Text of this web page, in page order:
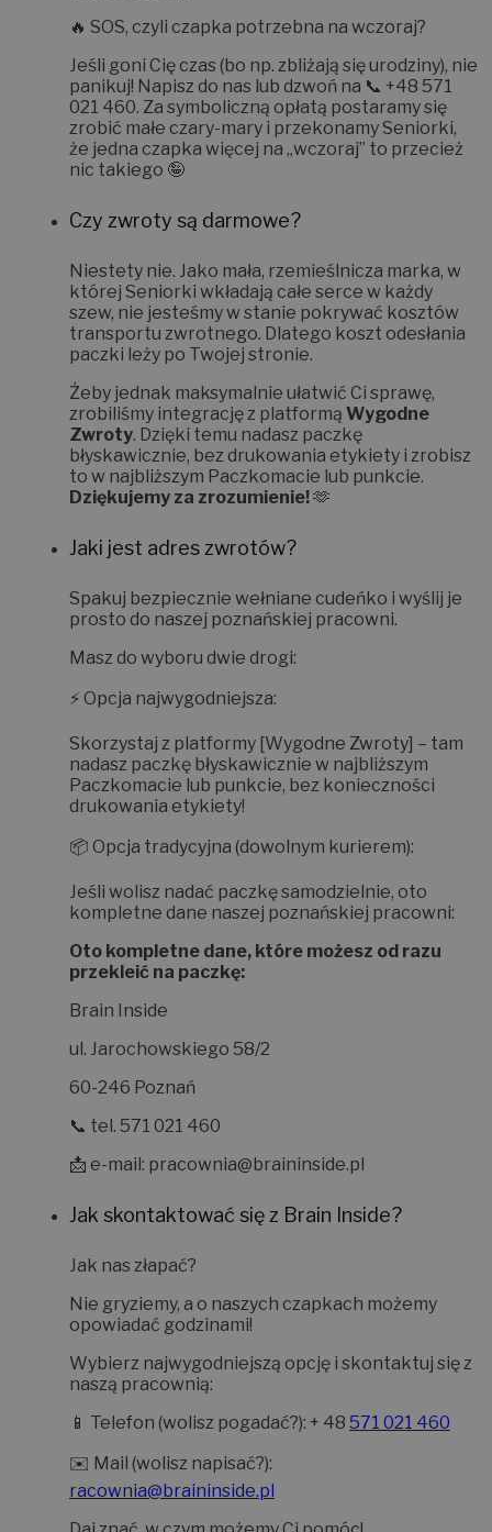
🔥 SOS, czyli czapka potrzebna na wczoraj?
Jeśli goni Cię czas (bo np. zbliżają się urodziny), nie
panikuj! Napisz do nas lub dzwoń na 📞 +48 571
021 460. Za symboliczną opłatą postaramy się
zrobić małe czary-mary i przekonamy Seniorki,
że jedna czapka więcej na „wczoraj” to przecież
nic takiego 🤪
Czy zwroty są darmowe?
Niestety nie. Jako mała, rzemieślnicza marka, w
której Seniorki wkładają całe serce w każdy
szew, nie jesteśmy w stanie pokrywać kosztów
transportu zwrotnego. Dlatego koszt odesłania
paczki leży po Twojej stronie.
Żeby jednak maksymalnie ułatwić Ci sprawę,
zrobiliśmy integrację z platformą Wygodne
Zwroty. Dzięki temu nadasz paczkę
błyskawicznie, bez drukowania etykiety i zrobisz
to w najbliższym Paczkomacie lub punkcie.
Dziękujemy za zrozumienie!🫶
Jaki jest adres zwrotów?
Spakuj bezpiecznie wełniane cudeńko i wyślij je
prosto do naszej poznańskiej pracowni.
Masz do wyboru dwie drogi:
⚡ Opcja najwygodniejsza:
Skorzystaj z platformy [Wygodne Zwroty] – tam
nadasz paczkę błyskawicznie w najbliższym
Paczkomacie lub punkcie, bez konieczności
drukowania etykiety!
📦 Opcja tradycyjna (dowolnym kurierem):
Jeśli wolisz nadać paczkę samodzielnie, oto
kompletne dane naszej poznańskiej pracowni:
Oto kompletne dane, które możesz od razu
przekleić na paczkę:
Brain Inside
ul. Jarochowskiego 58/2
60-246 Poznań
📞 tel. 571 021 460
📩 e-mail: pracownia@braininside.pl
Jak skontaktować się z Brain Inside?
Jak nas złapać?
Nie gryziemy, a o naszych czapkach możemy
opowiadać godzinami!
Wybierz najwygodniejszą opcję i skontaktuj się z
naszą pracownią:
📱 Telefon (wolisz pogadać?): + 48 571 021 460
✉️ Mail (wolisz napisać?):
racownia@braininside.pl